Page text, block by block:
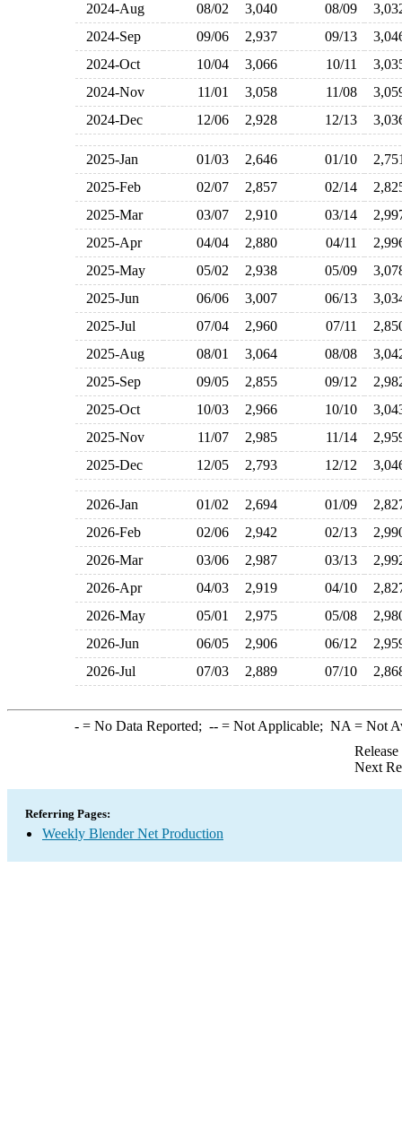
2024-Aug
08/02 3,040 08/09
2024-Sep
09/06 2,937 09/13
2024-Oct
10/04 3,066 10/11
2024-Nov
11/01 3,058 11/08
2024-Dec
12/06 2,928 12/13
2025-Jan 01/03 2,646 01/10
2025-Feb
02/07 2,857 02/14
2025-Mar
03/07 2,910 03/14
2025-Apr
04/04 2,880 04/11
2025-May
05/02 2,938 05/09
2025-Jun
06/06 3,007 06/13
2025-Jul
07/04 2,960 07/11
2025-Aug
08/01 3,064 08/08
2025-Sep
09/05 2,855 09/12
2025-Oct
10/03 2,966 10/10
2025-Nov
11/07 2,985 11/14
2025-Dec
12/05 2,793 12/12
2026-Jan 01/02 2,694 01/09
2026-Feb
02/06 2,942 02/13
2026-Mar
03/06 2,987 03/13
2026-Apr
04/03 2,919 04/10
2026-May
05/01 2,975 05/08
2026-Jun
06/05 2,906 06/12
2026-Jul
07/03 2,889 07/10
-= No Data Reported; --= Not Applicable; NA = Not
Next
Referring Pages:
Weekly Blender Net Production